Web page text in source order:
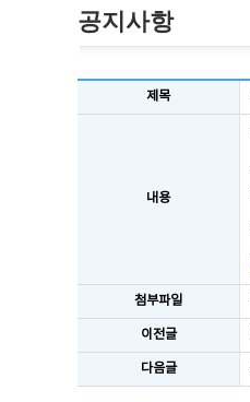
공지사항
제목
내용
첨부파일
이전글
다음글